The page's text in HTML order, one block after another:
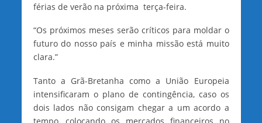
férias de verão na próxima terça-feira.
“Os próximos meses serão críticos para moldar o
futuro do nosso país e minha missão está muito
clara.”
Tanto a Grã-Bretanha como a União Europeia
intensificaram o plano de contingência, caso os
dois lados não consigam chegar a um acordo a